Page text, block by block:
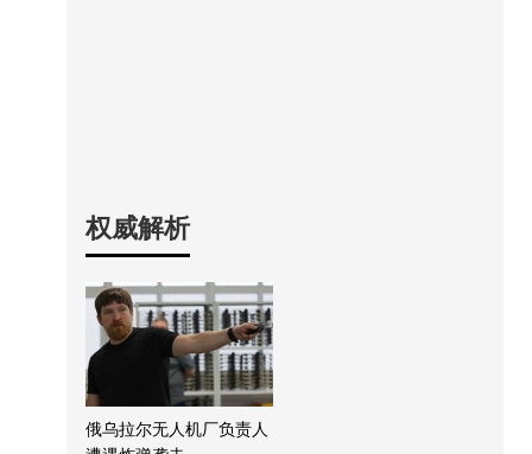
权威解析
俄乌拉尔无人机厂负责人